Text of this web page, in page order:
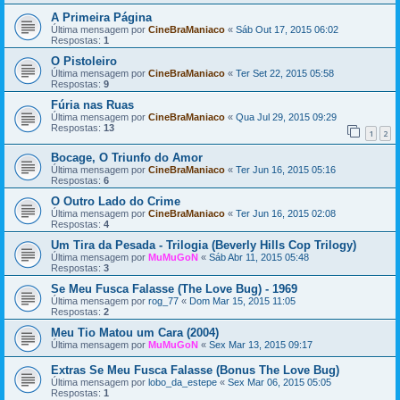
A Primeira Página
Última mensagem por CineBraManiaco « Sáb Out 17, 2015 06:02
Respostas: 1
O Pistoleiro
Última mensagem por CineBraManiaco « Ter Set 22, 2015 05:58
Respostas: 9
Fúria nas Ruas
Última mensagem por CineBraManiaco « Qua Jul 29, 2015 09:29
Respostas: 13 1 2
Bocage, O Triunfo do Amor
Última mensagem por CineBraManiaco « Ter Jun 16, 2015 05:16
Respostas: 6
O Outro Lado do Crime
Última mensagem por CineBraManiaco « Ter Jun 16, 2015 02:08
Respostas: 4
Um Tira da Pesada - Trilogia (Beverly Hills Cop Trilogy)
Última mensagem por MuMuGoN « Sáb Abr 11, 2015 05:48
Respostas: 3
Se Meu Fusca Falasse (The Love Bug) - 1969
Última mensagem por rog_77 « Dom Mar 15, 2015 11:05
Respostas: 2
Meu Tio Matou um Cara (2004)
Última mensagem por MuMuGoN « Sex Mar 13, 2015 09:17
Extras Se Meu Fusca Falasse (Bonus The Love Bug)
Última mensagem por lobo_da_estepe « Sex Mar 06, 2015 05:05
Respostas: 1